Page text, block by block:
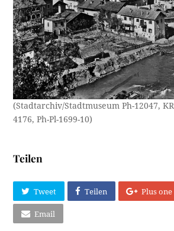
(Stadtarchiv/Stadtmuseum Ph-12047,
4176, Ph-Pl-1699-10)
Teilen
Tweet Teilen Plus one
Email